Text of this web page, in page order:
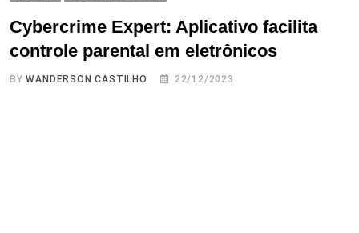
Cybercrime Expert: Aplicativo facilita
controle parental em eletrônicos
BYWANDERSON CASTILHO 22/12/2023